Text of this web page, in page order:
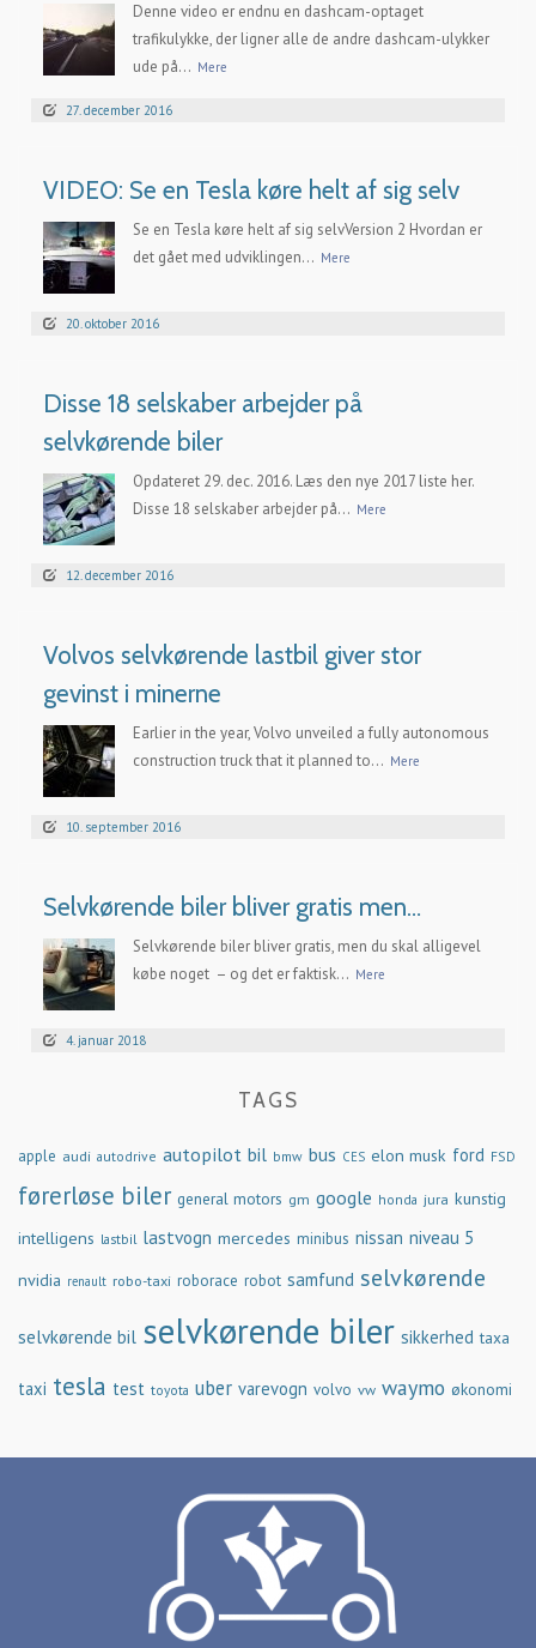
Denne video er endnu en dashcam-optaget
trafikulykke, der ligner alle de andre dashcam-ulykker
ude på... Mere
27. december 2016
VIDEO: Se en Tesla køre helt af sig selv
Se en Tesla køre helt af sig selvVersion 2 Hvordan er
det gået med udviklingen... Mere
20. oktober 2016
Disse 18 selskaber arbejder på
selvkørende biler
Opdateret 29. dec. 2016. Læs den nye 2017 liste her.
Disse 18 selskaber arbejder på... Mere
12. december 2016
Volvos selvkørende lastbil giver stor
gevinst i minerne
Earlier in the year, Volvo unveiled a fully autonomous
construction truck that it planned to... Mere
10. september 2016
Selvkørende biler bliver gratis men…
Selvkørende biler bliver gratis, men du skal alligevel
købe noget – og det er faktisk... Mere
4. januar 2018
TAGS
apple audi autodrive autopilot bil bmw bus CES elon musk ford FSD
førerløse biler general motors gm google honda jura kunstig
intelligens lastbil lastvogn mercedes minibus nissan niveau 5
nvidia renault robo-taxi roborace robot samfund selvkørende
selvkørende bil selvkørende biler sikkerhed taxa
taxi tesla test toyota uber varevogn volvo vw waymo økonomi